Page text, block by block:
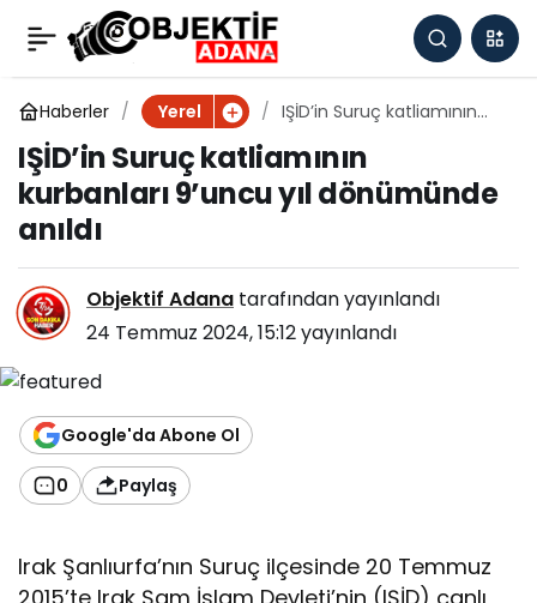
Haberler Yerel
IŞİD’in Suruç katliamının
dönümünde anıldı
IŞİD’in Suruç katliamının
kurbanları 9’uncu yıl dönümünde
anıldı
Objektif Adana tarafından yayınlandı
24 Temmuz 2024, 15:12yayınlandı
Google'da Abone Ol
0 Paylaş
Irak Şanlıurfa’nın Suruç ilçesinde 20 Temmuz
IŞİD’in Suruç katliamının
kurbanları 9’uncu yıl
dönümünde anıldı